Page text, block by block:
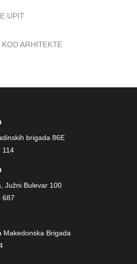
UPIT
ARHITEKTE
brigada 86E
114
Južni Bulevar 100
687
Makedonska Brigada